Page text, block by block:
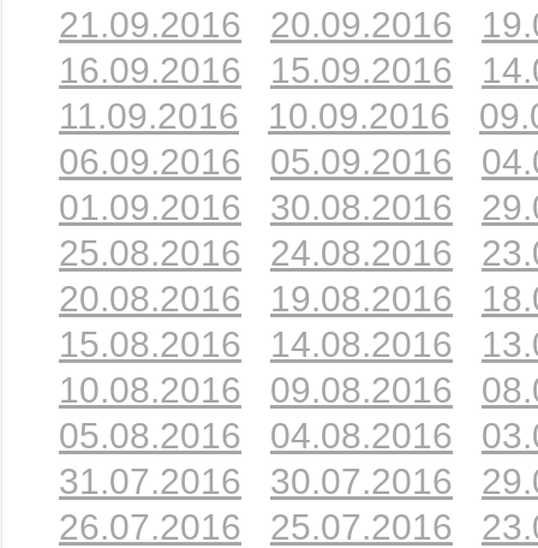
21.09.2016
20.09.2016
16.09.2016
15.09.2016
11.09.2016
10.09.2016
06.09.2016
05.09.2016
01.09.2016
30.08.2016
25.08.2016
24.08.2016
20.08.2016
19.08.2016
15.08.2016
14.08.2016
10.08.2016
09.08.2016
05.08.2016
04.08.2016
31.07.2016
30.07.2016
26.07.2016
25.07.2016